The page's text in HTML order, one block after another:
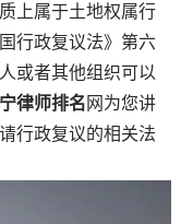
上属于土地权属行
行政复议法》第六
或者其他组织可以
律师排名 网为您讲
行政复议的相关法